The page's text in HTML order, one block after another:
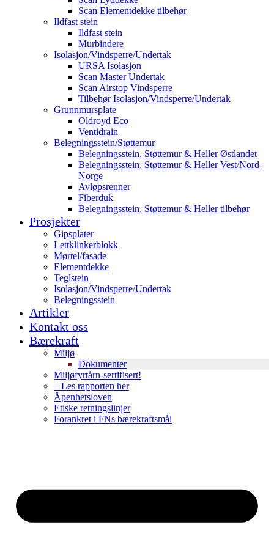
Scan Elementdekke tilbehør
Ildfast stein
Ildfast stein
Murbindere
Isolasjon/Vindsperre/Undertak
URSA Isolasjon
Scan Master Undertak
Scan Airstop Vindsperre
Tilbehør Isolasjon/Vindsperre/Undertak
Grunnmursplate
Oldroyd Eco
Ventidrain
Belegningsstein/Støttemur
Belegningsstein, Støttemur & Heller Østlandet
Belegningsstein, Støttemur & Heller Vest/Nord-
Norge
Avløpsrenner
Fiberduk
Belegningsstein, Støttemur & Heller tilbehør
Prosjekter
Gipsplater
Lettklinkerblokk
Mørtel/fasade
Elementdekke
Teglstein
Isolasjon/Vindsperre/Undertak
Belegningsstein
Artikler
Kontakt oss
Bærekraft
Miljø
Dokumenter
Miljøfyrtårn-sertifisert!
– Les rapporten her
Åpenhetsloven
Etiske retningslinjer
Forankret i FNs bærekraftsmål